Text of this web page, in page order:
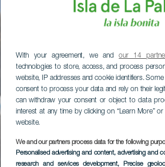
With your agreement, we andour 14
technologies to store, access, and process
website, IP addresses and cookie identifiers.
consent to process your data and rely on their
can withdraw your consent or object to data
interest at any time by clicking on “Learn More”
website.
We and our partners process data for the following
Personalised advertising and content, advertising and
research and services development, Precise